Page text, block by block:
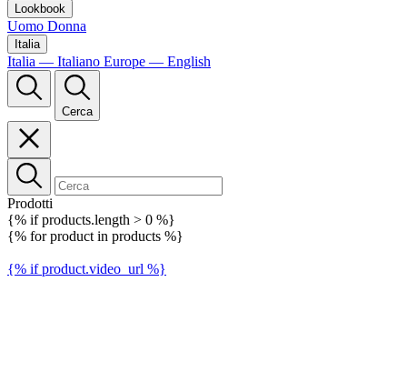
Lookbook
Uomo Donna
Italia
Italia — Italiano Europe — English
Cerca
Prodotti
{% if products.length > 0 %}
{% for product in products %}
{% if product.video_url %}